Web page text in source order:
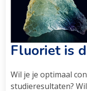
Fluoriet is
Wil je je optimaal
studieresultaten?